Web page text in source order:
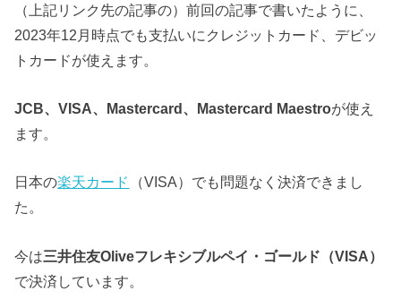
（上記リンク先の記事の）前回の記事で書いたように、
2023年12月時点でも支払いにクレジットカード、デビッ
トカードが使えます。
JCB、VISA、Mastercard、Mastercard Maestroが使え
ます。
日本の楽天カード （VISA） でも問題なく決済できまし
た。
今は三井住友Oliveフレキシブルペイ・ゴールド（VISA）
で決済しています。